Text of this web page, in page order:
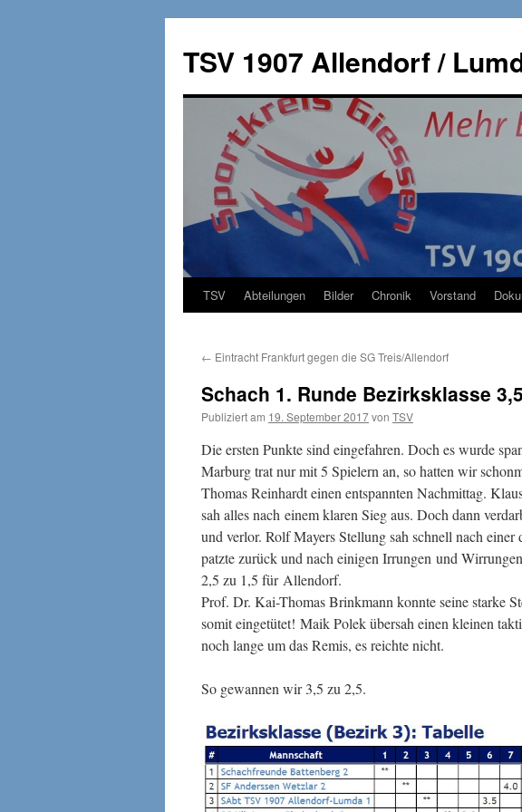
TSV 1907 Allendorf /
Zum
springen
TSV Abteilungen Bilder Chronik Vorstand
← Eintracht Frankfurt gegen die SG Treis/Allendorf
Schach 1. Runde Bezirksklasse
Publiziert am 19. September 2017von TSV
Die ersten Punkte sind eingefahren. Doch es wurde
Marburgtrat nur mit 5 Spielern an, so hatten wir
Thomas Reinhardt einen entspannten Nachmittag.
sah alles nach einem klaren Sieg aus. Doch dann
und verlor. Rolf Mayers Stellung sah schnell nach
patzte zurück und nach einigen Irrungen und
2,5 zu 1,5 für Allendorf.
Prof. Dr. Kai-Thomas Brinkmann konnte seine starke
somit eingetütet! Maik Polek übersah einen kleinen
noch lange um das Remis, es reichte nicht.
So gewannen wir 3,5 zu 2,5.